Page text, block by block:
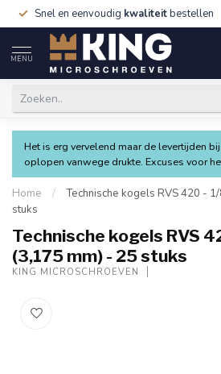
Snel en eenvoudig kwaliteitbestellen
MENU
Het is erg vervelend maar de levertijden
oplopen vanwege drukte. Excuses voor
Home /
Technische kogels RVS 420 -
stuks
Technische kogels RVS
(3,175 mm) - 25 stuks
KING MICROSCHROEVEN